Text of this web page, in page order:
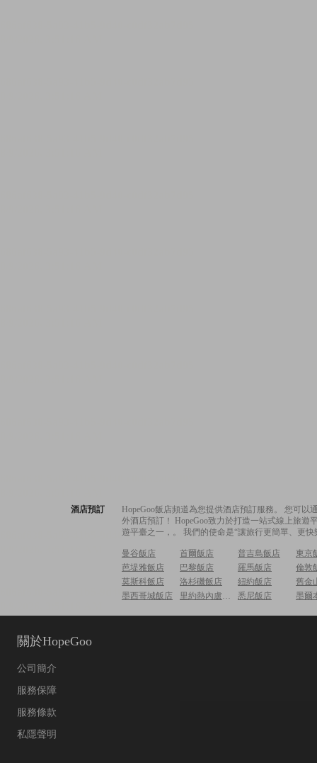
酒店預訂
HopeGoo飯店頻道為您提供酒店預訂服務。 您可
外酒店預訂！ HopeGoo致力於打造一站式線上旅
遊平臺之一，。 我們的使命是“讓旅行更簡單、更
曼谷飯店 首爾飯店 普吉島飯店
東京
芭堤雅飯店
巴黎飯店 羅馬飯店
倫敦
莫斯科飯店
洛杉磯飯店 紐約飯店
舊金
墨西哥城飯店
里約熱內盧飯店 悉尼飯店 墨爾
關於HopeGoo
公司簡介
服務保障
服務條款
私隱聲明